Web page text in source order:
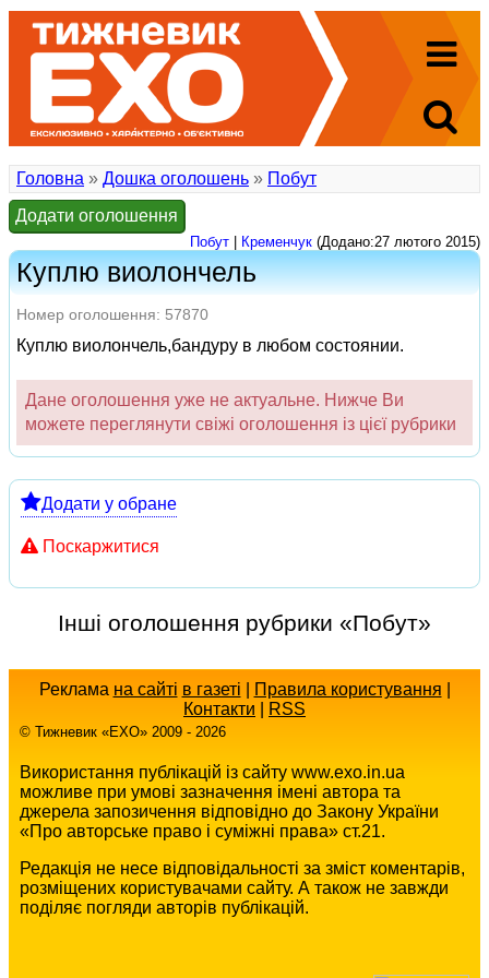
Головна » Дошка оголошень » Побут
Додати оголошення
Побут Кременчук (Додано:27 лютого 2015)
Куплю виолончель
Номер оголошення: 57870
Куплю виолончель,бандуру в любом состоянии.
Дане оголошення уже не актуальне. Нижче Ви
можете переглянути свіжі оголошення із цієї рубрики
Додати у обране
Поскаржитися
Інші оголошення рубрики «Побут»
Реклама на сайті в газеті Правила користування
Контакти
RSS
© Тижневик «EХO» 2009 - 2026
Використання публікацій із сайту www.exo.in.ua
можливе при умові зазначення імені автора та
джерела запозичення відповідно до Закону України
«Про авторське право і суміжні права» ст.21.
Редакція не несе відповідальності за зміст коментарів,
розміщених користувачами сайту. А також не завжди
поділяє погляди авторів публікацій.